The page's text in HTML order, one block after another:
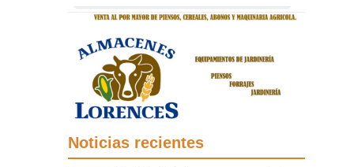
Noticias recientes